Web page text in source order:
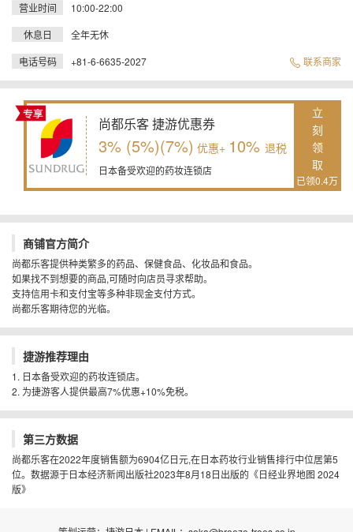
营业时间
10:00-22:00
休息日
全年无休
电话号码
+81-6-6635-2027 联系商家
尚都乐客 捷游优惠券
3% (5%)(7%) 优惠+ 10% 退税
日本备受欢迎的药妆连锁店
立
刻
领
取
已领0.4万
商铺官方简介
尚都乐客提供种类繁多的药品、保健食品、化妆品和食品。
如果找不到想要的商品,可随时向店员寻求帮助。
支持信用卡和支付宝等多种非现金支付方式。
尚都乐客期待您的光临。
捷游推荐理由
1. 日本备受欢迎的药妆连锁店。
2. 为捷游客人提供最高7%优惠+10%免税。
第三方数据
尚都乐客在2022年度销售额为6904亿日元,在日本药妆行业销售排行中位居第5
位。数据源于日本经济新闻出版社2023年8月18日出版的《日经业界地图 2024
版》